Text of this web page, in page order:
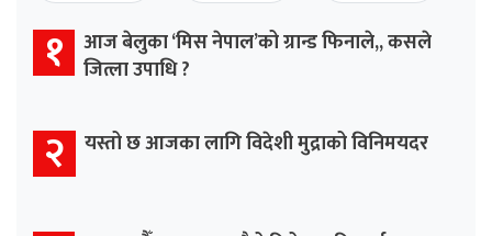
१ आज बेलुका ‘मिस नेपाल’को ग्रान्ड फिनाले,, कसले
जित्ला उपाधि ?
२ यस्तो छ आजका लागि विदेशी मुद्राको विनिमयदर